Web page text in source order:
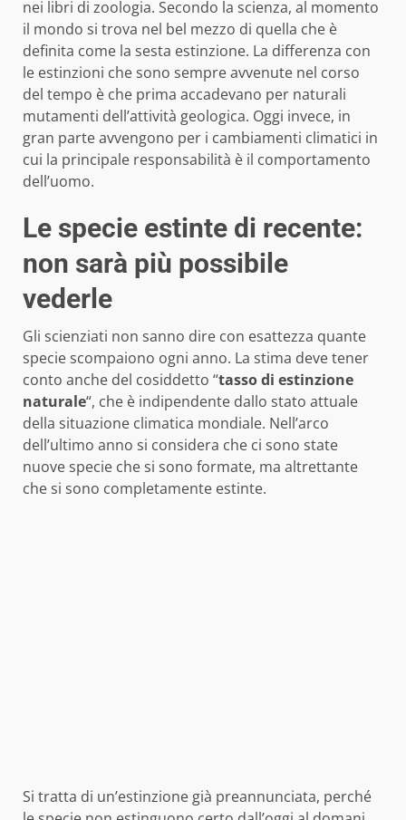
nei libri di zoologia. Secondo la scienza, al momento
il mondo si trova nel bel mezzo di quella che è
definita come la sesta estinzione. La differenza con
le estinzioni che sono sempre avvenute nel corso
del tempo è che prima accadevano per naturali
mutamenti dell’attività geologica. Oggi invece, in
gran parte avvengono per i cambiamenti climatici in
cui la principale responsabilità è il comportamento
dell’uomo.
Le specie estinte di recente:
non sarà più possibile
vederle
Gli scienziati non sanno dire con esattezza quante
specie scompaiono ogni anno. La stima deve tener
conto anche del cosiddetto “tasso di estinzione
naturale“, che è indipendente dallo stato attuale
della situazione climatica mondiale. Nell’arco
dell’ultimo anno si considera che ci sono state
nuove specie che si sono formate, ma altrettante
che si sono completamente estinte.
Si tratta di un’estinzione già preannunciata, perché